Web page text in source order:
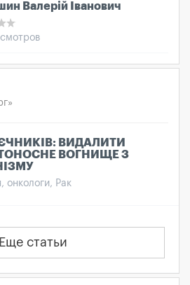
Валерій Іванович
ВИДАЛИТИ
ВОГНИЩЕ З
онкологи, Рак
Еще статьи